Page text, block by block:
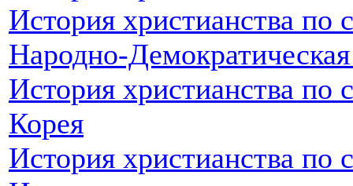
История христианства по
Народно-
История христианства по
Корея
История христианства по